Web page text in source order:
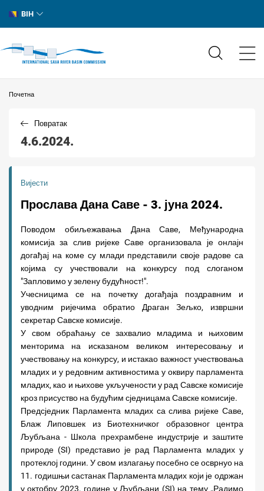
BIH
Почетна
4.6.2024.
Повратак
Вијести
Прослава Дана Саве - 3. јуна 2024.
Поводом обиљежавања Дана Саве, Међународна
комисија за слив ријеке Саве организовала је онлајн
догађај на коме су млади представили своје радове са
којима су учествовали на конкурсу под слоганом
"Запловимо у зелену будућност!".
Учесницима се на почетку догађаја поздравним и
уводним ријечима обратио Драган Зељко, извршни
секретар Савске комисије.
У свом обраћању се захвалио младима и њиховим
менторима на исказаном великом интересовању и
учествовању на конкурсу, и истакао важност учествовања
младих и у редовним активностима у оквиру парламента
младих, као и њихове укључености у рад Савске комисије
кроз присуство на будућим сједницама Савске комисије.
Предсједник Парламента младих са слива ријеке Саве,
Блаж Липовшек из Биотехничког образовног центра
Љубљана - Школа прехрамбене индустрије и заштите
природе (SI) представио је рад Парламента младих у
протеклој години. У свом излагању посебно се осврнуо на
11. годишњи састанак Парламента младих који је одржан
у октобру 2023. године у Љубљани (SI) на тему „Радимо